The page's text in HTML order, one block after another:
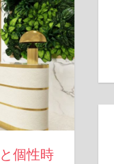
個性時